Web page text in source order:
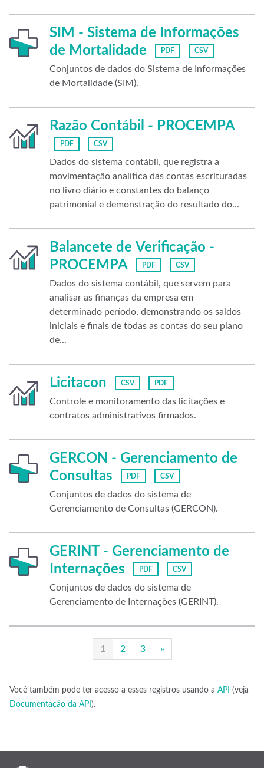
SIM - Sistema de Informações
de Mortalidade
PDF CSV
Conjuntos de dados do Sistema de Informações
de Mortalidade (SIM).
Razão Contábil - PROCEMPA
PDF CSV
Dados do sistema contábil, que registra a
movimentação analítica das contas escrituradas
no livro diário e constantes do balanço
patrimonial e demonstração do resultado do...
Balancete de Verificação -
PROCEMPA
PDF CSV
Dados do sistema contábil, que servem para
analisar as finanças da empresa em
determinado período, demonstrando os saldos
iniciais e finais de todas as contas do seu plano
de...
Licitacon CSV PDF
Controle e monitoramento das licitações e
contratos administrativos firmados.
GERCON - Gerenciamento de
Consultas
PDF CSV
Conjuntos de dados do sistema de
Gerenciamento de Consultas (GERCON).
GERINT - Gerenciamento de
Internações
PDF CSV
Conjuntos de dados do sistema de
Gerenciamento de Internações (GERINT).
1 2 3 »
Você também pode ter acesso a esses registros usando a API (veja
Documentação da API ).